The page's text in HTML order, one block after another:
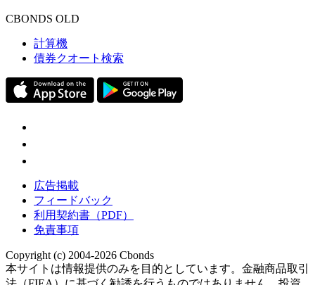
CBONDS OLD
計算機
債券クオート検索
広告掲載
フィードバック
利用契約書（PDF）
免責事項
Copyright (c) 2004-2026 Cbonds
本サイトは情報提供のみを目的としています。金融商品取引